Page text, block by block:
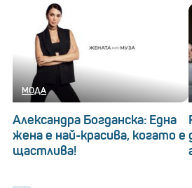
МОДА
Александра Богданска: Една
жена е най-красива, когато е
щастлива!